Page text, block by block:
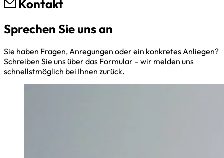
Kontakt
Sprechen Sie uns an
Sie haben Fragen, Anregungen oder ein konkretes Anliegen?
Schreiben Sie uns über das Formular – wir melden uns
schnellstmöglich bei Ihnen zurück.